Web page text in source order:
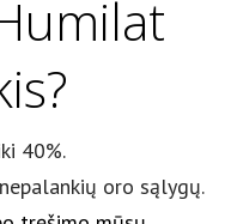
40%.
oro sąlygų.